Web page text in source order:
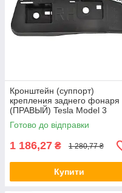
Кронштейн (суппорт)
крепления заднего фонаря
(ПРАВЫЙ) Tesla Model 3
(1083993-00-D) ALL Качество
+ 1038
Готово до відправки
1 186,27 ₴ 1 280,77 ₴
Купити